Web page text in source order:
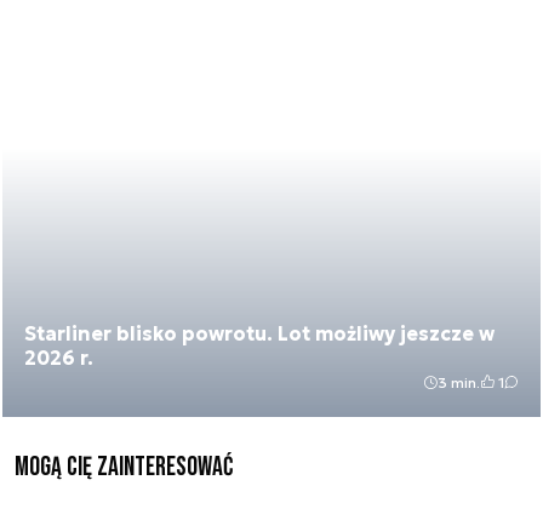
Starliner blisko powrotu. Lot możliwy jeszcze w
2026 r.
3 min. 1
Mogą Cię zainteresować